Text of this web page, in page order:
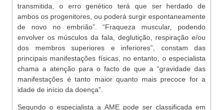
transmitida, o erro genético terá que ser herdado de
ambos os progenitores, ou poderá surgir espontaneamente
de novo no embrião”. “Fraqueza muscular, podendo
envolver os músculos da fala, deglutição, respiração e/ou
dos membros superiores e inferiores”, constam das
principais manifestações físicas, no entanto, o especialista
chama a atenção para o facto de que a “gravidade das
manifestações é tanto maior quanto mais precoce for a
idade de início da doença”.
Segundo o especialista a AME pode ser classificada em